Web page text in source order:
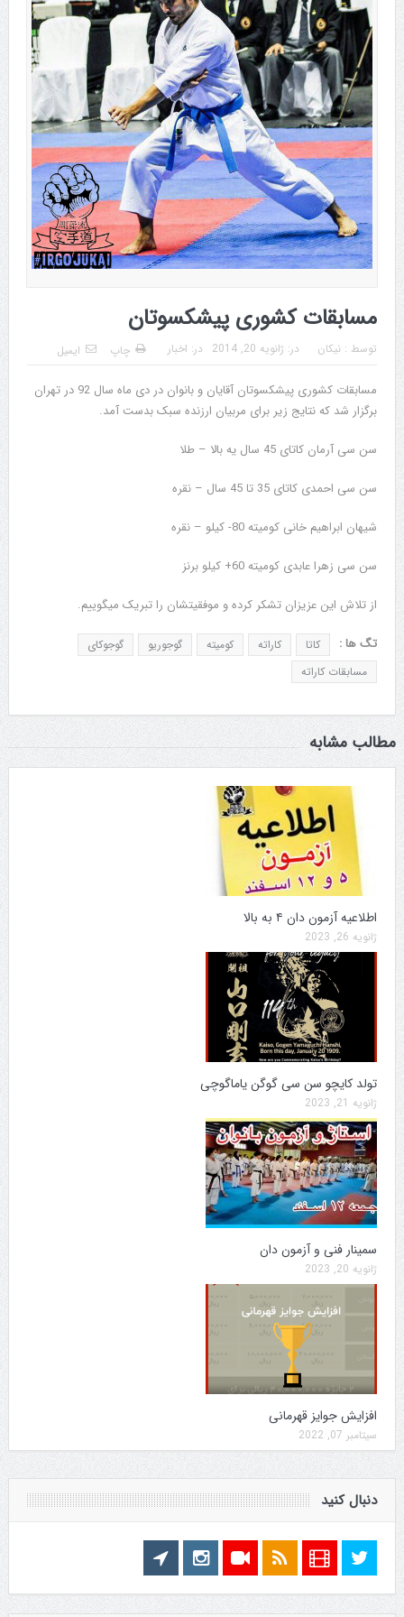
مسابقات کشوری پیشکسوتان
توسط : نیکان در: ژانویه 20, 2014 در: اخبار چاپ ایمیل
مسابقات کشوری پیشکسوتان آقایان و بانوان در دی ماه سال 92 در تهران
برگزار شد که نتایج زیر برای مربیان ارزنده سبک بدست آمد.
سن سی آرمان کاتای 45 سال یه بالا – طلا
سن سی احمدی کاتای 35 تا 45 سال – نقره
شیهان ابراهیم خانی کومیته 80- کیلو – نقره
سن سی زهرا عابدی کومیته 60+ کیلو برنز
از تلاش این عزیزان تشکر کرده و موفقیتشان را تبریک میگوییم.
تگ ها : کاتا کاراته کومیته گوجوریو
گوجوکای
مسابقات کاراته
مطالب مشابه
اطلاعیه آزمون دان ۴ به بالا
ژانویه 26, 2023
تولد کایچو سن سی گوگن یاماگوچی
ژانویه 21, 2023
سمینار فنی و آزمون دان
ژانویه 20, 2023
افزایش جوایز قهرمانی
سپتامبر 07, 2022
دنبال کنید